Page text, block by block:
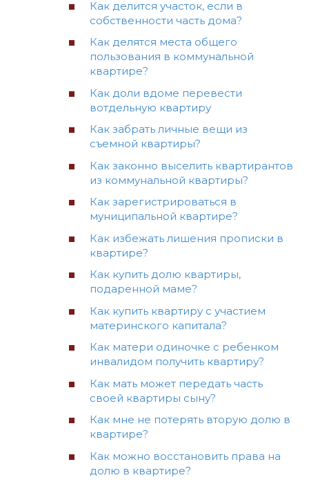
Как делится участок, если в
собственности часть дома?
Как делятся места общего
пользования в коммунальной
квартире?
Как доли вдоме перевести
вотдельную квартиру
Как забрать личные вещи из
съемной квартиры?
Как законно выселить квартирантов
из коммунальной квартиры?
Как зарегистрироваться в
муниципальной квартире?
Как избежать лишения прописки в
квартире?
Как купить долю квартиры,
подаренной маме?
Как купить квартиру с участием
материнского капитала?
Как матери одиночке с ребенком
инвалидом получить квартиру?
Как мать может передать часть
своей квартиры сыну?
Как мне не потерять вторую долю в
квартире?
Как можно восстановить права на
долю в квартире?